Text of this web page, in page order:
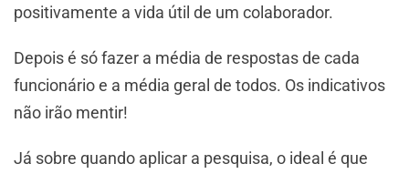
positivamente a vida útil de um colaborador.
Depois é só fazer a média de respostas de cada
funcionário e a média geral de todos. Os indicativos
não irão mentir!
Já sobre quando aplicar a pesquisa, o ideal é que